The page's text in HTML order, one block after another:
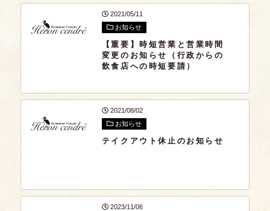
2021/05/11
お知らせ
【重要】時短営業と営業時間
変更のお知らせ（行政からの
飲食店への時短要請）
2021/08/02
お知らせ
テイクアウト休止のお知らせ
2023/11/06